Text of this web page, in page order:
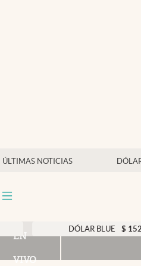
ÚLTIMAS NOTICIAS
Mercados Online
Otras secciones
DÓLAR BLUE $ 1525 -
EN
VIVO
Dólar